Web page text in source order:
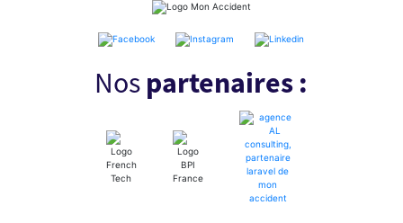
Nos partenaires :